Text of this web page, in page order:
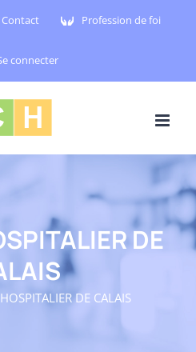
Contact Profession de foi
connecter
DE
DE CALAIS